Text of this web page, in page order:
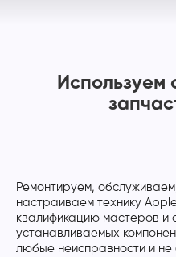
Используем
Ремонтируем,
настраиваем технику
квалификацию мастеров и
устанавливаемых
любые неисправности и не